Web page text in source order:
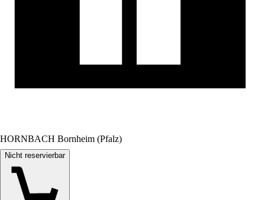
HORNBACH Bornheim (Pfalz)
Nicht reservierbar